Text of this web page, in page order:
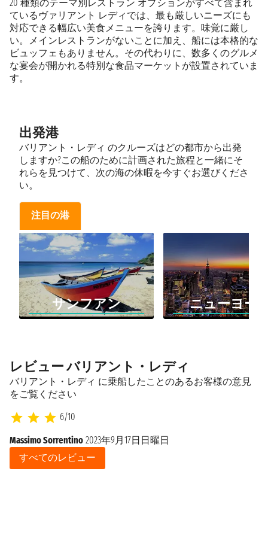
出発港
バリアント・レディ のクルーズはどの都市から出発
しますか?この船のために計画された旅程と一緒にそ
れらを見つけて、次の海の休暇を今すぐお選びくださ
い。
注目の港
サンフアン ニューヨー
20 種類のテーマ別レストラン オプションがすべて含まれ
ているヴァリアント レディでは、最も厳しいニーズにも
対応できる幅広い美食メニューを誇ります。味覚に厳し
い。メインレストランがないことに加え、船には本格的な
ビュッフェもありません。その代わりに、数多くのグルメ
な宴会が開かれる特別な食品マーケットが設置されていま
す。
レビュー バリアント・レディ
バリアント・レディ に乗船したことのあるお客様の意見
をご覧ください
6/10
Massimo Sorrentino 2023年9月17日日曜日
すべてのレビュー